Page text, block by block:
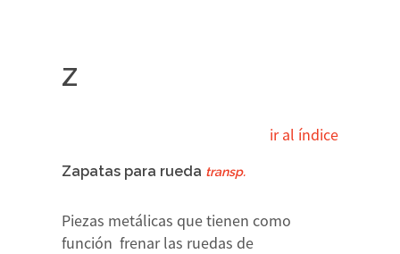
Z
ir al índice
Zapatas para rueda transp.
Piezas metálicas que tienen como
función frenar las ruedas de